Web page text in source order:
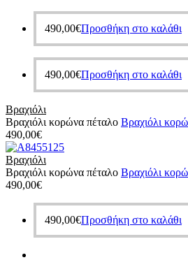
490,00€Προσθήκη στο καλάθι
490,00€Προσθήκη στο καλάθι
Βραχιόλι
Βραχιόλι κορώνα πέταλο Βραχιόλι
490,00€
Βραχιόλι
Βραχιόλι κορώνα πέταλο Βραχιόλι
490,00€
490,00€Προσθήκη στο καλάθι